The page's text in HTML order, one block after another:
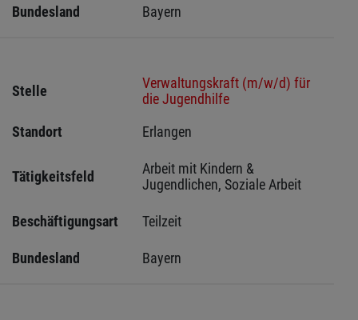
Bundesland Bayern
Stelle
Verwaltungskraft (m/w/d) für
die Jugendhilfe
Standort
Erlangen
Tätigkeitsfeld
Arbeit mit Kindern &
Jugendlichen, Soziale Arbeit
Beschäftigungsart Teilzeit
Bundesland Bayern